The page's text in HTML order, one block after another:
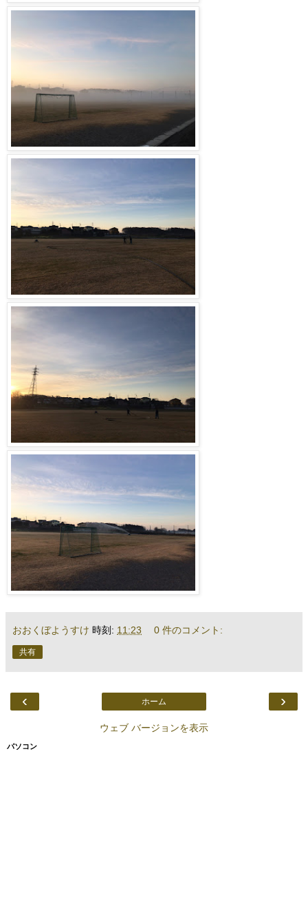
おおくぼようすけ 時刻: 11:23 0 件のコメント:
共有
‹ ›
ホーム
ウェブ バージョンを表示
パソコン